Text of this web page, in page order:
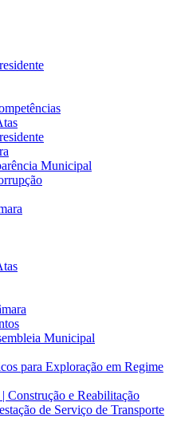
Municipal
Municipal
para Exploração em Regime
Construção e Reabilitação
de Serviço de Transporte